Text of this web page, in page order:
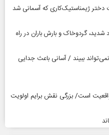
دختر ژیمناستیک‌کاری که آسمانی شد
گردوخاک و بارش باران در راه
ببیند / آسانی باعث جدایی
است/ بزرگی نقش برایم اولویت